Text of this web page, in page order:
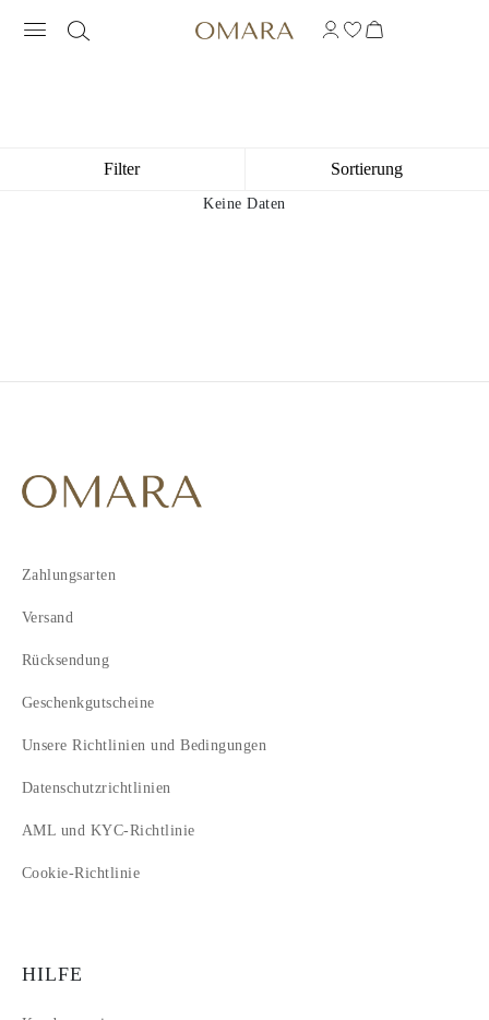
Filter Sortierung
Keine Daten
Zahlungsarten
Versand
Rücksendung
Geschenkgutscheine
Unsere Richtlinien und Bedingungen
Datenschutzrichtlinien
AML und KYC-Richtlinie
Cookie-Richtlinie
HILFE